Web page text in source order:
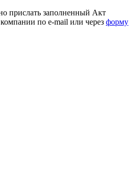
прислать заполненный Акт
по e-mail или через форму